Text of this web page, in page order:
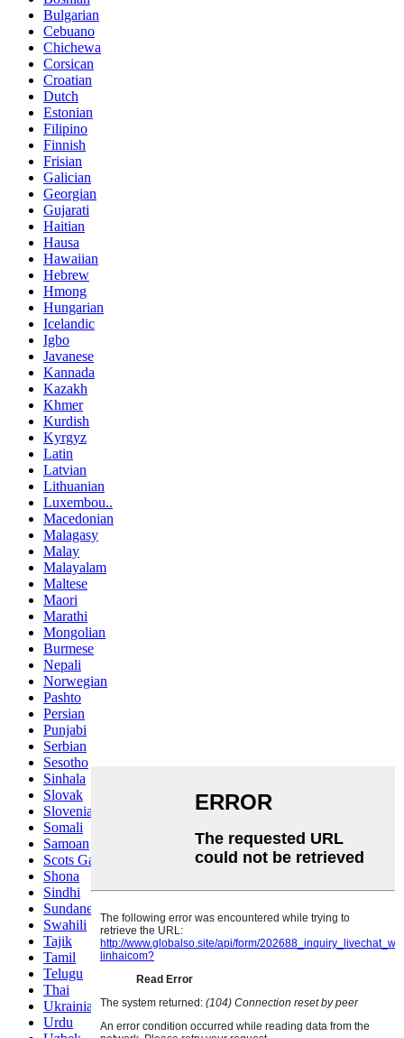
Bulgarian
Cebuano
Chichewa
Corsican
Croatian
Dutch
Estonian
Filipino
Finnish
Frisian
Galician
Georgian
Gujarati
Haitian
Hausa
Hawaiian
Hebrew
Hmong
Hungarian
Icelandic
Igbo
Javanese
Kannada
Kazakh
Khmer
Kurdish
Kyrgyz
Latin
Latvian
Lithuanian
Luxembou..
Macedonian
Malagasy
Malay
Malayalam
Maltese
Maori
Marathi
Mongolian
Burmese
Nepali
Norwegian
Pashto
Persian
Punjabi
Serbian
Sesotho
Sinhala
Slovak
Slovenian
Somali
Samoan
Scots Gaelic
Shona
Sindhi
Sundanese
Swahili
Tajik
Tamil
Telugu
Thai
Ukrainian
Urdu